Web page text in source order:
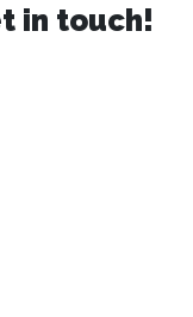
in touch!